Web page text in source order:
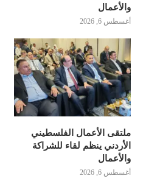
والأعمال
أغسطس 6, 2026
ملتقى الأعمال الفلسطيني
الأردني ينظم لقاء للشراكة
والأعمال
أغسطس 6, 2026